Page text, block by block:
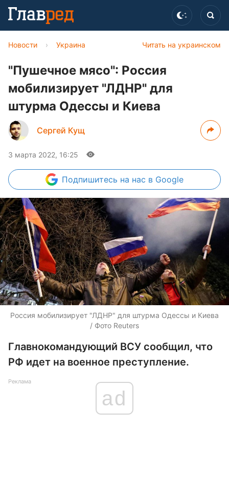
Читать на украинском
Новости › Украина
"Пушечное мясо": Россия
мобилизирует "ЛДНР" для
штурма Одессы и Киева
Сергей Кущ
3 марта 2022, 16:25
Подпишитесь на нас в Google
Россия мобилизирует "ЛДНР" для штурма Одессы и Киева
/ Фото Reuters
Главнокомандующий ВСУ сообщил, что
РФ идет на военное преступление.
Реклама
ad